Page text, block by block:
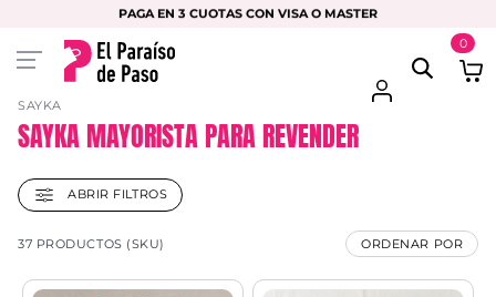
PAGA EN 3 CUOTAS CON VISA O MASTER
0
SAYKA
SAYKA MAYORISTA PARA REVENDER
ABRIR FILTROS
37 PRODUCTOS (SKU) ORDENAR POR